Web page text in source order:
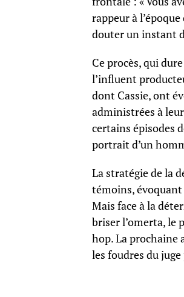
rappeur à
douter un instant
Ce procès, qui
l’influent
dont Cassie, ont
administrées à
certains épisodes
portrait d’un
La stratégie de la
témoins,
Mais face à la
briser l’omerta, le
hop. La prochaine
les foudres du